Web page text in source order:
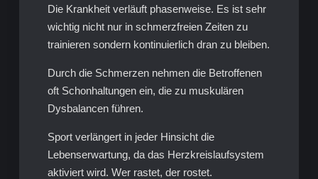
Die Krankheit verläuft phasenweise. Es ist sehr
wichtig nicht nur in schmerzfreien Zeiten zu
trainieren sondern kontinuierlich dran zu bleiben.
Durch die Schmerzen nehmen die Betroffenen
oft Schonhaltungen ein, die zu muskulären
Dysbalancen führen.
Sport verlängert in jeder Hinsicht die
Lebenserwartung, da das Herzkreislaufsystem
aktiviert wird. Wer rastet, der rostet.